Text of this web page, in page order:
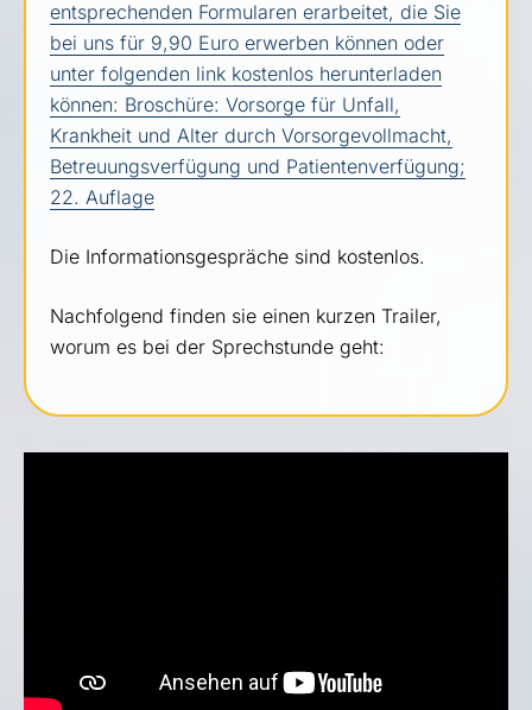
entsprechenden Formularen erarbeitet, die Sie
bei uns für 9,90 Euro erwerben können oder
unter folgenden link kostenlos herunterladen
können: Broschüre: Vorsorge für Unfall,
Krankheit und Alter durch Vorsorgevollmacht,
Betreuungsverfügung und Patientenverfügung;
22. Auflage
Die Informationsgespräche sind kostenlos.
Nachfolgend finden sie einen kurzen Trailer,
worum es bei der Sprechstunde geht: